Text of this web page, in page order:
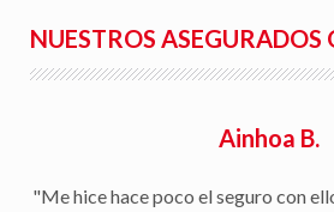
NUESTROS ASEGURADOS
Ainhoa B.
"Me hice hace poco el seguro con